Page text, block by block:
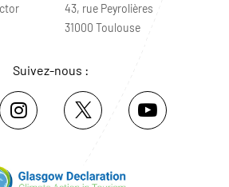
43, rue Peyrolières
31000 Toulouse
Suivez-nous :